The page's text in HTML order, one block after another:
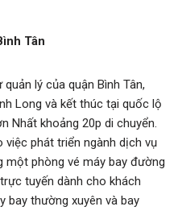
Tân
lý của quận Bình Tân,
Long và kết thúc tại quốc lộ
Nhất khoảng 20p di chuyển.
phát triển ngành dịch vụ
một phòng vé máy bay đường
tuyến dành cho khách
bay thường xuyên và bay